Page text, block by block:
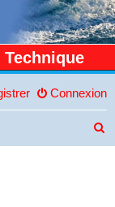
Technique
Connexion